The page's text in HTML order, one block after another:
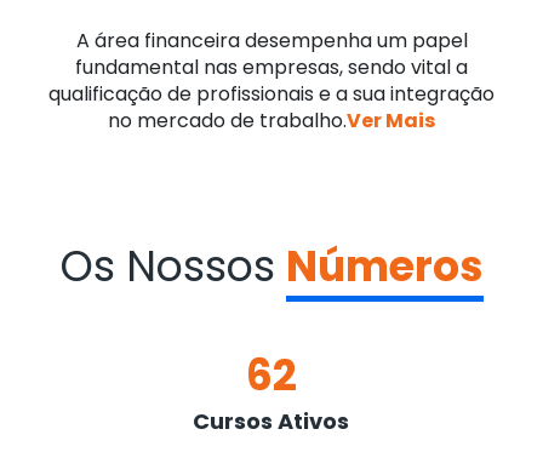
A área financeira desempenha um papel
fundamental nas empresas, sendo vital a
qualificação de profissionais e a sua integração
no mercado de trabalho.Ver Mais
Os Nossos Números
62
Cursos Ativos